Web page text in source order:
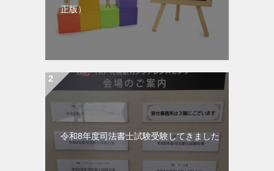
正版）
令和8年度司法書士試験受験してきました